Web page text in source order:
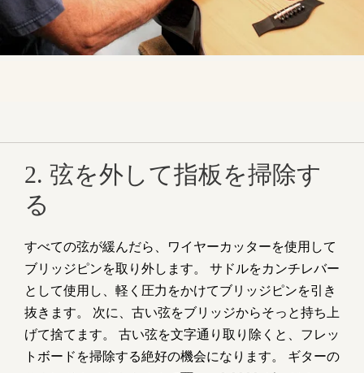
2. 弦を外して指板を掃除す
る
すべての弦が緩んだら、ワイヤーカッターを使用して
ブリッジピンを取り外します。 サドルをカンチレバー
として使用し、軽く圧力をかけてブリッジピンを引き
抜きます。 次に、古い弦をブリッジからそっと持ち上
げて捨てます。 古い弦を文字通り取り除くと、フレッ
トボードを掃除する絶好の機会になります。 ギターの